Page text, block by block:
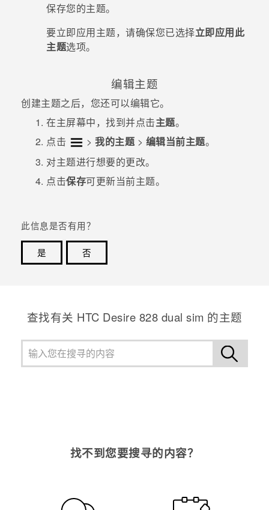
保存您的主题。
要立即应用主题，请确保您已选择立即应用此
主题选项。
编辑主题
创建主题之后，您还可以编辑它。
在主屏幕中，找到并点击主题。
点击
> 我的主题 > 编辑当前主题。
对主题进行想要的更改。
点击保存可更新当前主题。
此信息是否有用？
是
否
查找有关 HTC Desire 828 dual sim 的主题
找不到您要搜寻的内容？